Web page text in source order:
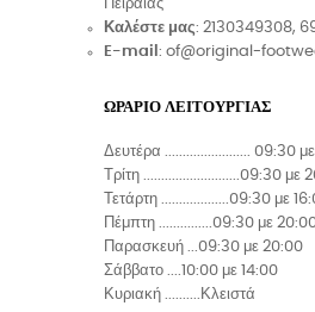
Πειραιάς
Καλέστε μας: 2130349308,
E-mail : of@original-
ΩΡΑΡΙΟ ΛΕΙΤΟΥΡΓΙΑΣ
Δευτέρα ........................ 09:30
Τρίτη ...........................09:30 με
Τετάρτη ...................09:30 με
Πέμπτη ...............09:30 με
Παρασκευή ...09:30 με 20:00
Σάββατο ....10:00 με 14:00
Κυριακή ..........Κλειστά